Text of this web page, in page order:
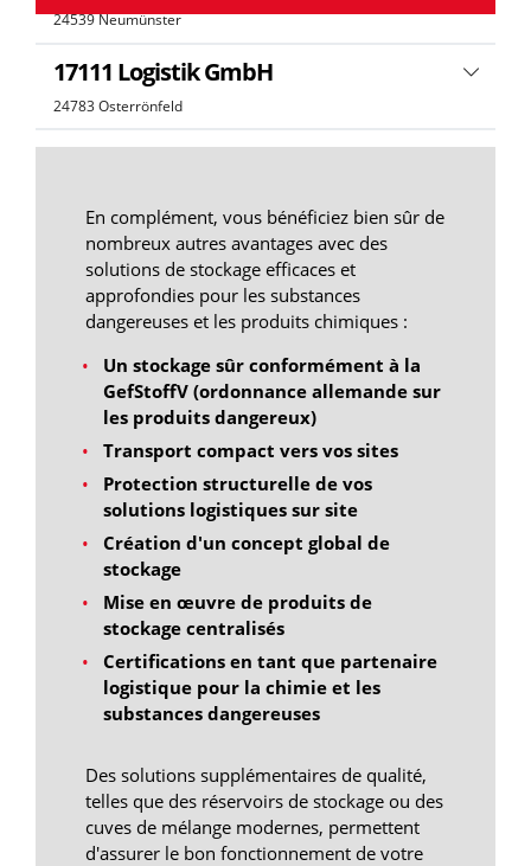
24539 Neumünster
17111 Logistik GmbH
24783 Osterrönfeld
Spedition Wolfgang Matthießen
25782 Gaushorn
Benway Solutions GmbH
26871 Papenburg
Georgievi Trans EOOD
2760 Razlog
F.W. Neukirch GmbH & Co.KG
28307 Bremen
TRANS GLOBAL GmbH International
Logistic Services
28816 Stuhr-Bremen
F.W. Neukirch GmbH & Co.KG
28876 Oyten
Benway Solutions GmbH
31628 Landesbergen
Neele Vat Transport BV
3194 Rotterdam Hoogvliet
En complément, vous bénéficiez bien sûr de
nombreux autres avantages avec des
solutions de stockage efficaces et
approfondies pour les substances
dangereuses et les produits chimiques :
Un stockage sûr conformément à la
GefStoffV (ordonnance allemande sur
les produits dangereux)
Transport compact vers vos sites
Protection structurelle de vos
solutions logistiques sur site
Création d'un concept global de
stockage
Mise en œuvre de produits de
stockage centralisés
Certifications en tant que partenaire
logistique pour la chimie et les
substances dangereuses
Des solutions supplémentaires de qualité,
telles que des réservoirs de stockage ou des
cuves de mélange modernes, permettent
d'assurer le bon fonctionnement de votre